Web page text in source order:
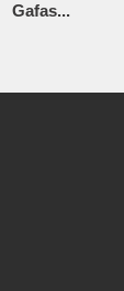
Gafas...